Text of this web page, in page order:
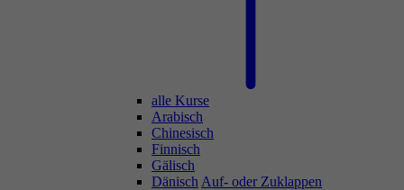
alle Kurse
Arabisch
Chinesisch
Finnisch
Gälisch
Dänisch Auf- oder Zuklappen